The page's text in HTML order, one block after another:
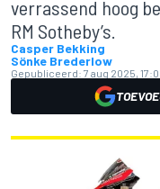
verrassend hoog
RM Sotheby’s.
Casper Bekking
Sönke Brederlow
Gepubliceerd: 7 aug 2025,